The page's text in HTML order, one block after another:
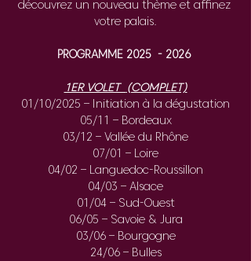
découvrez un nouveau thème et affinez
votre palais.
PROGRAMME 2025  - 2026
1ER VOLET (COMPLET)
01/10/2025 – Initiation à la dégustation
05/11 – Bordeaux
03/12 – Vallée du Rhône
07/01 – Loire
04/02 – Languedoc-Roussillon
04/03 – Alsace
01/04 – Sud-Ouest
06/05 – Savoie & Jura
03/06 – Bourgogne
24/06 – Bulles